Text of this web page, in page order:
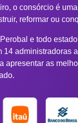
o consórcio é
reformar ou
e todo
14 administradoras
apresentar as